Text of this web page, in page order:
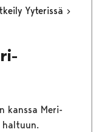
Yyterissä
kanssa Meri-
haltuun.